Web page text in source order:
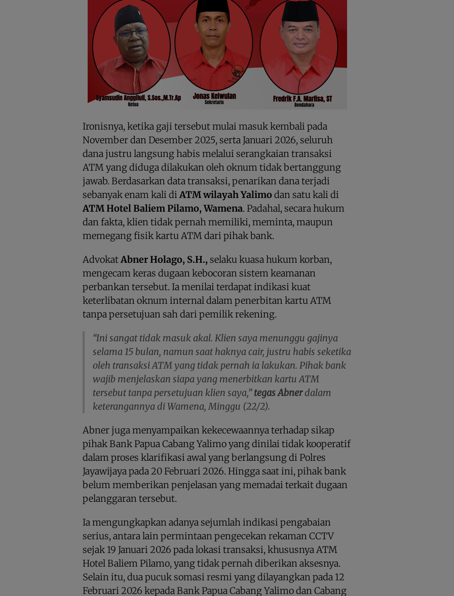
Ironisnya, ketika gaji tersebut mulai masuk kembali pada
November dan Desember 2025, serta Januari 2026, seluruh
dana justru langsung habis melalui serangkaian transaksi
ATM yang diduga dilakukan oleh oknum tidak bertanggung
jawab. Berdasarkan data transaksi, penarikan dana terjadi
sebanyak enam kali diATM wilayah Yalimo dan satu kali di
ATM Hotel Baliem Pilamo, Wamena. Padahal, secara hukum
dan fakta, klien tidak pernah memiliki, meminta, maupun
memegang fisik kartu ATM dari pihak bank.
AdvokatAbner Holago, S.H., selaku kuasa hukum korban,
mengecam keras dugaan kebocoran sistem keamanan
perbankan tersebut. Ia menilai terdapat indikasi kuat
keterlibatan oknum internal dalam penerbitan kartu ATM
tanpa persetujuan sah dari pemilik rekening.
“Ini sangat tidak masuk akal. Klien saya menunggu gajinya
selama 15 bulan, namun saat haknya cair, justru habis seketika
oleh transaksi ATM yang tidak pernah ia lakukan. Pihak bank
wajib menjelaskan siapa yang menerbitkan kartu ATM
tersebut tanpa persetujuan klien saya,”tegas Abnerdalam
keterangannya di Wamena, Minggu (22/2).
Abner juga menyampaikan kekecewaannya terhadap sikap
pihak Bank Papua Cabang Yalimo yang dinilai tidak kooperatif
dalam proses klarifikasi awal yang berlangsung di Polres
Jayawijaya pada 20 Februari 2026. Hingga saat ini, pihak bank
belum memberikan penjelasan yang memadai terkait dugaan
pelanggaran tersebut.
Ia mengungkapkan adanya sejumlah indikasi pengabaian
serius, antara lain permintaan pengecekan rekaman CCTV
sejak 19 Januari 2026 pada lokasi transaksi, khususnya ATM
Hotel Baliem Pilamo, yang tidak pernah diberikan aksesnya.
Selain itu, dua pucuk somasi resmi yang dilayangkan pada 12
Februari 2026 kepada Bank Papua Cabang Yalimo dan Cabang